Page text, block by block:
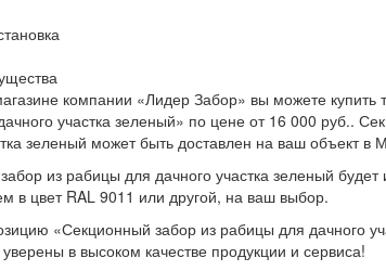
компании «Лидер Забор» вы можете купить
участка зеленый» по цене от 16 000 руб..
зеленый может быть доставлен на ваш объект в
из рабицы для дачного участка зеленый будет
в цвет RAL 9011 или другой, на ваш выбор.
«Секционный забор из рабицы для дачного
в высоком качестве продукции и сервиса!